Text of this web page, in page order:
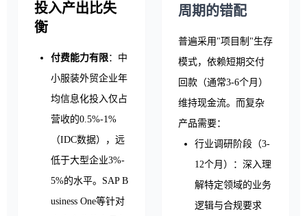
投入产出比失
衡
付费能力有限：中
小服装外贸企业年
均信息化投入仅占
营收的0.5%-1%
（IDC数据），远
低于大型企业3%-
5%的水平。SAP B
usiness One等针对
周期的错配
普遍采用"项目制"生存
模式，依赖短期交付
回款（通常3-6个月）
维持现金流。而复杂
产品需要：
行业调研阶段（3-
12个月）：深入理
解特定领域的业务
逻辑与合规要求